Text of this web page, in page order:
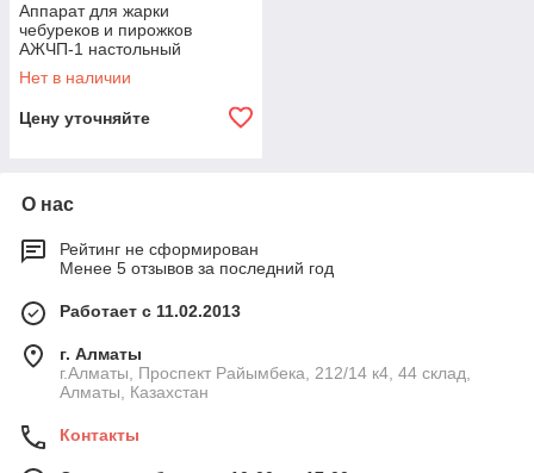
Аппарат для жарки
чебуреков и пирожков
АЖЧП-1 настольный
(830х470х300 мм, 7л, 3 кВт,
220В)
Нет в наличии
Цену уточняйте
О нас
Рейтинг не сформирован
Менее 5 отзывов за последний год
Работает с 11.02.2013
г. Алматы
г.Алматы, Проспект Райымбека, 212/14 к4, 44 склад,
Алматы, Казахстан
Контакты